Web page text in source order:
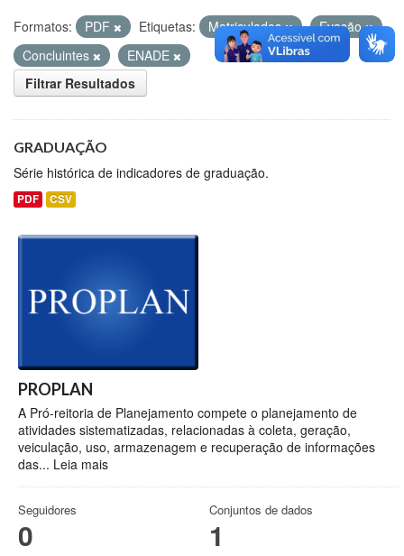
Formatos: PDF Etiquetas: Matriculados
Evasão
Concluintes
ENADE
Filtrar Resultados
GRADUAÇÃO
Série histórica de indicadores de graduação.
PDF CSV
PROPLAN
A Pró-reitoria de Planejamento compete o planejamento de
atividades sistematizadas, relacionadas à coleta, geração,
veiculação, uso, armazenagem e recuperação de informações
das... Leia mais
Seguidores
0
Conjuntos de dados
1